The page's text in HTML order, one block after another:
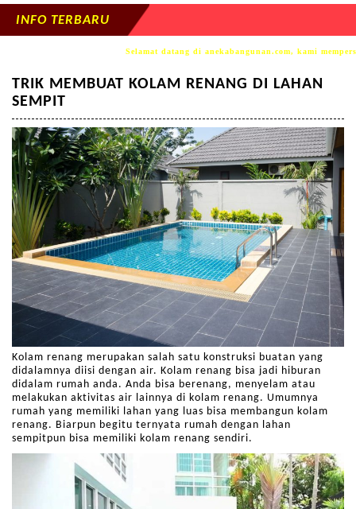
INFO TERBARU
Selamat datang di anekabangunan.com, kami
TRIK MEMBUAT KOLAM RENANG DI LAHAN
SEMPIT
Kolam renang merupakan salah satu konstruksi buatan yang
didalamnya diisi dengan air. Kolam renang bisa jadi hiburan
didalam rumah anda. Anda bisa berenang, menyelam atau
melakukan aktivitas air lainnya di kolam renang. Umumnya
rumah yang memiliki lahan yang luas bisa membangun kolam
renang. Biarpun begitu ternyata rumah dengan lahan
sempitpun bisa memiliki kolam renang sendiri.